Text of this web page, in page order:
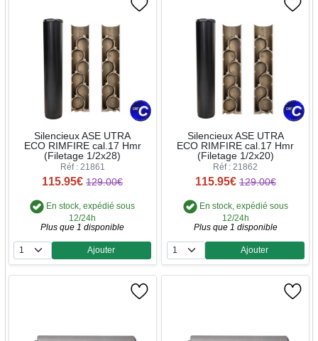
Silencieux ASE UTRA
ECO RIMFIRE cal.17 Hmr
(Filetage 1/2x28)
Réf : 21861
115.95€ 129.00€
En stock, expédié sous
12/24h
Plus que 1 disponible
Quantité
Ajouter
Silencieux ASE UTRA
ECO RIMFIRE cal.17 Hmr
(Filetage 1/2x20)
Réf : 21862
115.95€ 129.00€
En stock, expédié sous
12/24h
Plus que 1 disponible
Quantité
Ajouter